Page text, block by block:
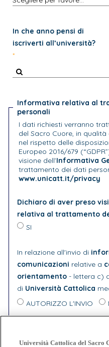
In che anno pensi di
iscriverti all’università?
Informativa relativa al
personali
I dati richiesti verranno
del Sacro Cuore, in
nel rispetto delle
Europeo 2016/679
visione dell’Informativa
trattamento dei dati
www.unicatt.it/privacy
Dichiaro di aver preso
relativa al trattamento
SI
In relazione all'invio di
comunicazioni relative a
orientamento - lettera c)
di Università Cattolica
AUTORIZZO L'INVIO
informativoaventi come
Università Cattolica del Sacro